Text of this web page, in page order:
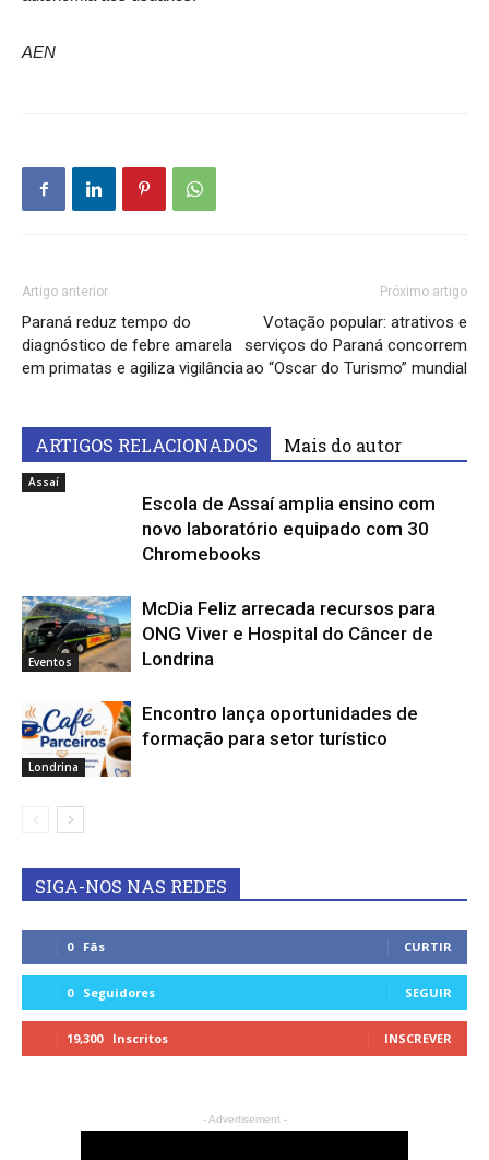
AEN
Artigo anterior
Paraná reduz tempo do
diagnóstico de febre amarela
em primatas e agiliza vigilância
Próximo artigo
Votação popular: atrativos e
serviços do Paraná concorrem
ao “Oscar do Turismo” mundial
ARTIGOS RELACIONADOS Mais do autor
Assaí
Escola de Assaí amplia ensino com
novo laboratório equipado com 30
Chromebooks
Eventos
McDia Feliz arrecada recursos para
ONG Viver e Hospital do Câncer de
Londrina
Londrina
Encontro lança oportunidades de
formação para setor turístico
SIGA-NOS NAS REDES
0 Fãs CURTIR
0 Seguidores SEGUIR
19,300 Inscritos INSCREVER
- Advertisement -